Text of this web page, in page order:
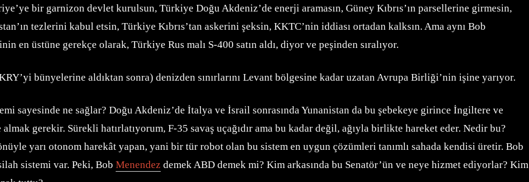
bir garnizon devlet kurulsun, Türkiye Doğu Akdeniz’de enerji aramasın, Güney Kıbrıs’ın parsellerine girmesin,
tezlerini kabul etsin, Türkiye Kıbrıs’tan askerini şeksin, KKTC’nin iddiası ortadan kalksın. Ama aynı Bob
en üstüne gerekçe olarak, Türkiye Rus malı S-400 satın aldı, diyor ve peşinden sıralıyor.
bünyelerine aldıktan sonra) denizden sınırlarını Levant bölgesine kadar uzatan Avrupa Birliği’nin işine yarıyor.
sayesinde ne sağlar? Doğu Akdeniz’de İtalya ve İsrail sonrasında Yunanistan da bu şebekeye girince İngiltere ve
gerekir. Sürekli hatırlatıyorum, F-35 savaş uçağıdır ama bu kadar değil, ağıyla birlikte hareket eder. Nedir bu?
yarı otonom harekât yapan, yani bir tür robot olan bu sistem en uygun çözümleri tanımlı sahada kendisi üretir. Bob
sistemi var. Peki, Bob Menendez demek ABD demek mi? Kim arkasında bu Senatör’ün ve neye hizmet ediyorlar? Kim